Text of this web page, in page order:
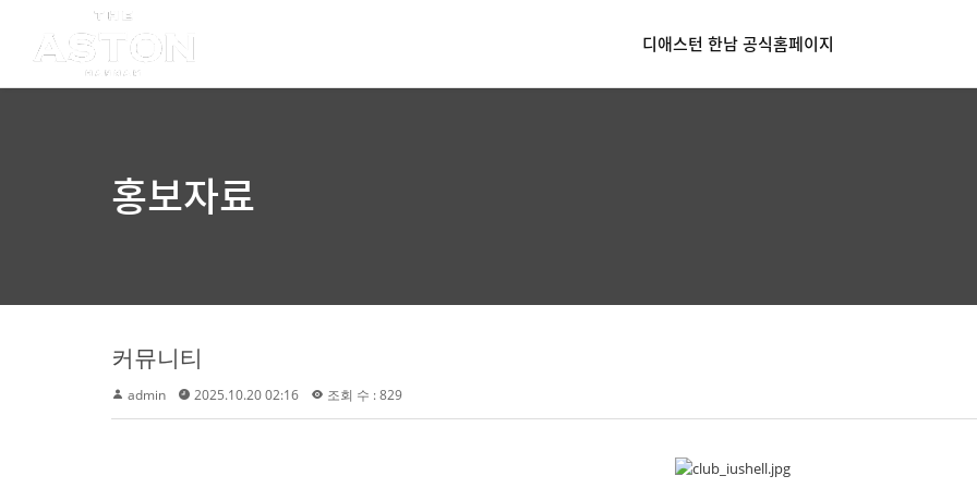
디애스턴 한남 공식홈페이지
홍보자료
커뮤니티
admin 2025.10.20 02:16 조회 수 : 829